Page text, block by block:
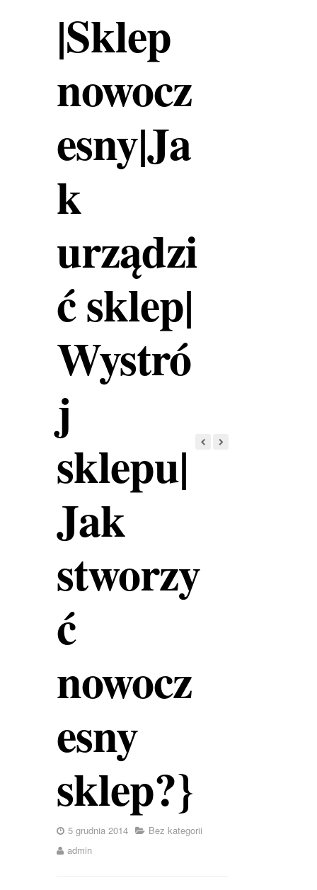
|Sklep
nowocz
esny|Ja
k
urządzi
ć sklep|
Wystró
j
sklepu|
Jak
stworzy
ć
nowocz
esny
sklep?}
5 grudnia 2014
Bez kategorii
admin